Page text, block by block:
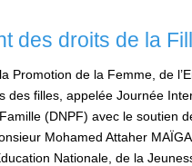
des droits de la
Promotion de la Femme, de
des filles, appelée Journée
(DNPF) avec le soutien
Mohamed Attaher
Nationale, de la